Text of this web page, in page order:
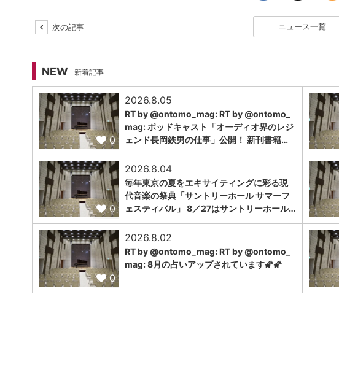
次の記事 ニュース一覧
NEW 新着記事
0
2026.8.05
RT by @ontomo_mag: RT by @ontomo_
mag: ポッドキャスト「オーディオ界のレジ
ェンド長岡鉄男の仕事」公開！ 新刊書籍…
0
2026.8.04
毎年東京の夏をエキサイティングに彩る現
代音楽の祭典「サントリーホール サマーフ
ェスティバル」 8／27はサントリーホール…
0
2026.8.02
RT by @ontomo_mag: RT by @ontomo_
mag: 8月の占いアップされています🌠🌠